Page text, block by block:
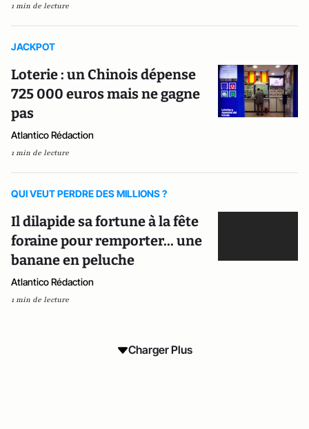
1 min de lecture
JACKPOT
Loterie : un Chinois dépense
725 000 euros mais ne gagne
pas
Atlantico Rédaction
1 min de lecture
QUI VEUT PERDRE DES MILLIONS ?
Il dilapide sa fortune à la fête
foraine pour remporter... une
banane en peluche
Atlantico Rédaction
1 min de lecture
Charger Plus